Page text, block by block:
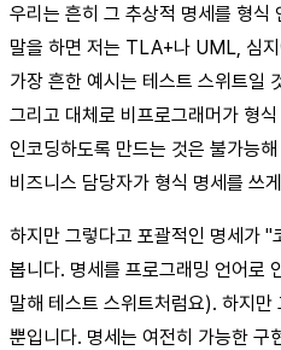
우리는 흔히 그 추상적 명세를 형식
말을 하면 저는 TLA+나 UML, 심지
가장 흔한 예시는 테스트 스위트일
그리고 대체로 비프로그래머가 형
인코딩하도록 만드는 것은 불가능
비즈니스 담당자가 형식 명세를 쓰
하지만 그렇다고 포괄적인 명세가
봅니다. 명세를 프로그래밍 언어로
말해 테스트 스위트처럼요). 하지만
뿐입니다. 명세는 여전히 가능한 구